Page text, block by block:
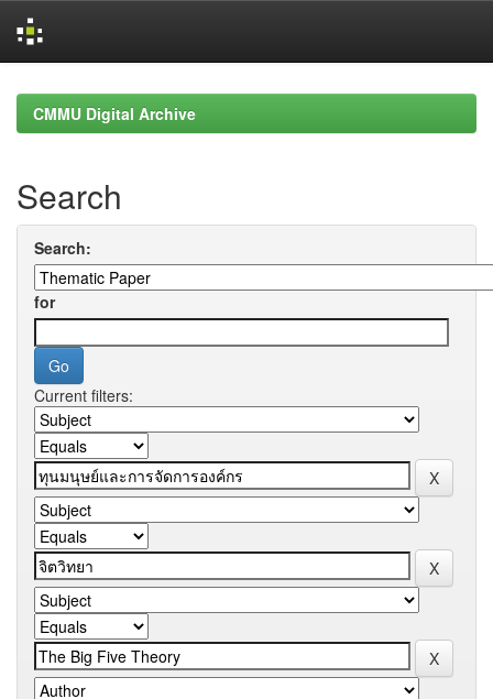
navigationCMMU Digital Archive
Search
Search:
for
Current filters: